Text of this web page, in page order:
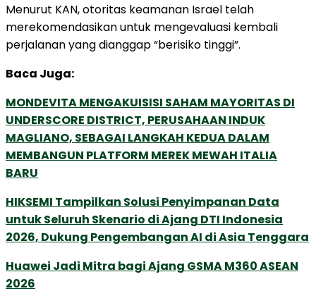
Menurut KAN, otoritas keamanan Israel telah
merekomendasikan untuk mengevaluasi kembali
perjalanan yang dianggap “berisiko tinggi”.
Baca Juga:
MONDEVITA MENGAKUISISI SAHAM MAYORITAS DI
UNDERSCORE DISTRICT, PERUSAHAAN INDUK
MAGLIANO, SEBAGAI LANGKAH KEDUA DALAM
MEMBANGUN PLATFORM MEREK MEWAH ITALIA
BARU
HIKSEMI Tampilkan Solusi Penyimpanan Data
untuk Seluruh Skenario di Ajang DTI Indonesia
2026, Dukung Pengembangan AI di Asia Tenggara
Huawei Jadi Mitra bagi Ajang GSMA M360 ASEAN
2026